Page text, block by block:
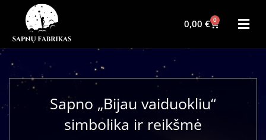
0,00 € 0
Sapno „Bijau vaiduokliu“
simbolika ir reikšmė